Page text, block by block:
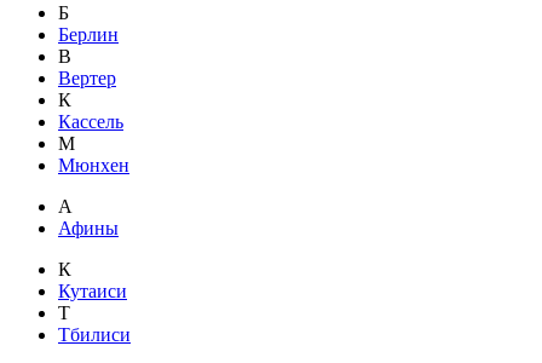
Б
Берлин
В
Вертер
К
Кассель
М
Мюнхен
А
Афины
К
Кутаиси
Т
Тбилиси